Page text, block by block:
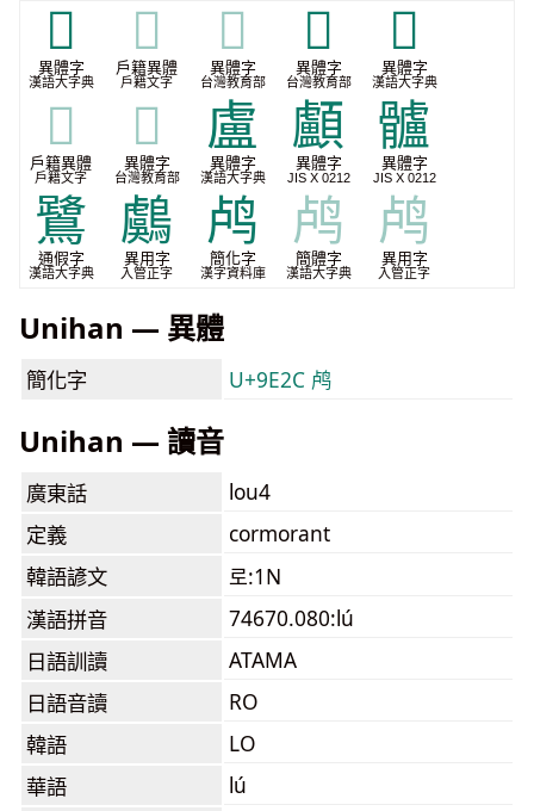
𩁨
異體字
漢語大字典
𩁨
戶籍異體
戶籍文字
𩁨
異體字
台灣教育部
𪇸
異體字
台灣教育部
𪈒
異體字
漢語大字典
𪈒
戶籍異體
戶籍文字
𪈒
異體字
台灣教育部
盧
異體字
漢語大字典
顱
異體字
JIS X 0212
髗
異體字
JIS X 0212
鷺
通假字
漢語大字典
鸆
異用字
入管正字
鸬
簡化字
漢字資料庫
鸬
簡體字
漢語大字典
鸬
異用字
入管正字
Unihan — 異體
簡化字 U+9E2C 鸬
Unihan — 讀音
廣東話
lou4
定義
cormorant
韓語諺文
로:1N
漢語拼音
74670.080:lú
日語訓讀
ATAMA
日語音讀
RO
韓語
LO
華語
lú